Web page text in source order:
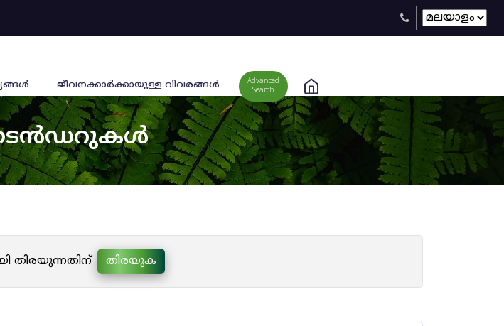
ജീവനക്കാര്‍ക്കായുള്ള വിവരങ്ങള്‍
Advanced
Search
ടെൻഡറുകൾ
തിരയുന്നതിന് തിരയുക